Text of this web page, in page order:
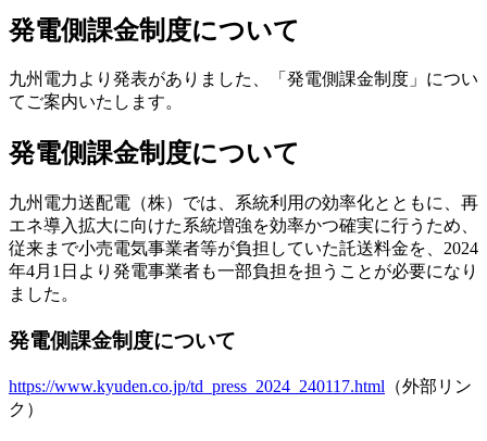
発電側課金制度について
九州電力より発表がありました、「発電側課金制度」につい
てご案内いたします。
発電側課金制度について
九州電力送配電（株）では、系統利用の効率化とともに、再
エネ導入拡大に向けた系統増強を効率かつ確実に行うため、
従来まで小売電気事業者等が負担していた託送料金を、2024
年4月1日より発電事業者も一部負担を担うことが必要になり
ました。
発電側課金制度について
https://www.kyuden.co.jp/td_press_2024_240117.html （外部リン
ク）